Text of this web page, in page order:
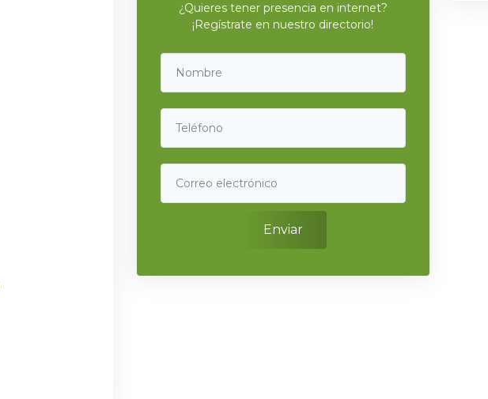
¿Quieres tener presencia en internet?
¡Regístrate en nuestro directorio!
Enviar